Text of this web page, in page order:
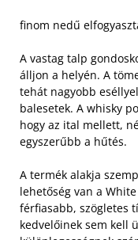
finom nedű
A vastag talp
álljon a helyén. A
tehát nagyobb
balesetek. A whisky
hogy az ital mellett,
egyszerűbb a hűtés.
A termék alakja
lehetőség van a
férfiasabb, szögletes
kedvelőinek sem kell